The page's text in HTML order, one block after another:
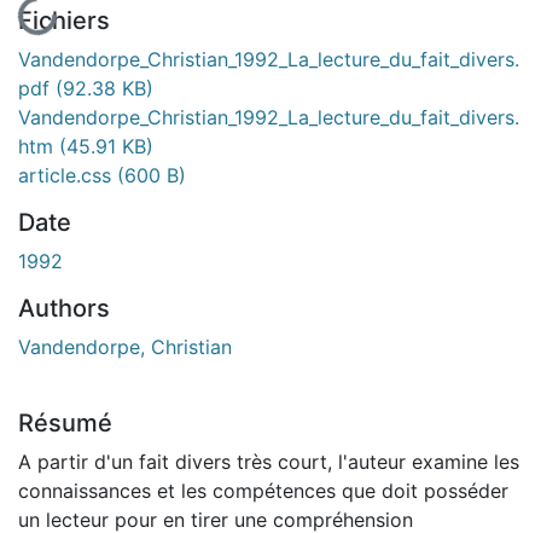
En cours de chargement...
Fichiers
Vandendorpe_Christian_1992_La_lecture_du_fait_divers.
pdf (92.38 KB)
Vandendorpe_Christian_1992_La_lecture_du_fait_divers.
htm (45.91 KB)
article.css (600 B)
Date
1992
Authors
Vandendorpe, Christian
Résumé
A partir d'un fait divers très court, l'auteur examine les
connaissances et les compétences que doit posséder
un lecteur pour en tirer une compréhension